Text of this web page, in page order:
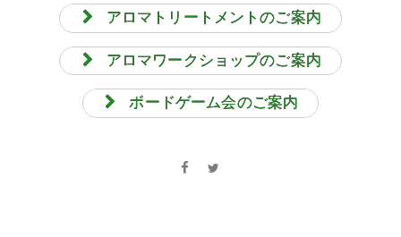
アロマトリートメントのご案内
アロマワークショップのご案内
ボードゲーム会のご案内